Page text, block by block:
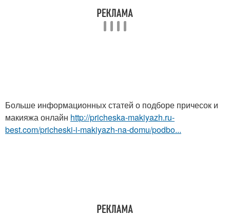
Больше информационных статей о подборе причесок и
макияжа онлайн http://pricheska-makiyazh.ru-
best.com/pricheski-i-makiyazh-na-domu/podbo...